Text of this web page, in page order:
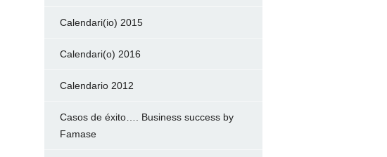
Calendari(io) 2015
Calendari(o) 2016
Calendario 2012
Casos de éxito…. Business success by
Famase